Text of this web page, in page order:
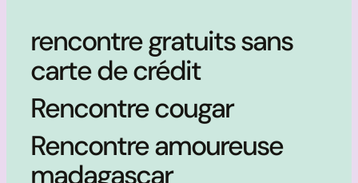
rencontre gratuits sans
carte de crédit
Rencontre cougar
Rencontre amoureuse
madagascar